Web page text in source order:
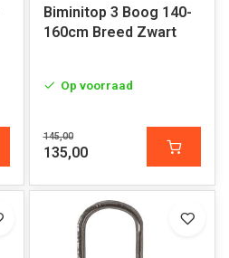
Biminitop 3 Boog 140-
160cm Breed Zwart
Op voorraad
145,00
135,00